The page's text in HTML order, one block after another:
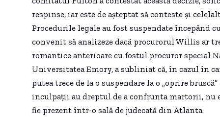
respinse, iar este de așteptat să conteste și
Procedurile legale au fost suspendate începând
convenit să analizeze dacă procurorul Willis ar
romantice anterioare cu fostul procuror special
Universitatea Emory, a subliniat că, în cazul în
putea trece de la o suspendare la o „oprire
inculpații au dreptul de a confrunta martorii, nu
fie prezent într-o sală de judecată din Atlanta.